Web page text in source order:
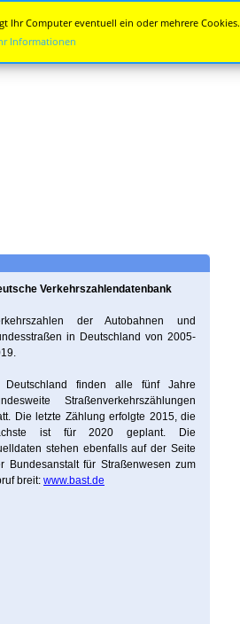
Verkehrszahlendatenbank
der Autobahnen und
in Deutschland von 2005-
Deutschland finden alle fünf Jahre
Straßenverkehrszählungen
Die letzte Zählung erfolgte 2015, die
ist für 2020 geplant. Die
stehen ebenfalls auf der Seite
Bundesanstalt für Straßenwesen zum
breit: www.bast.de
Ihr Computer eventuell ein oder mehrere Cookies.
Informationen